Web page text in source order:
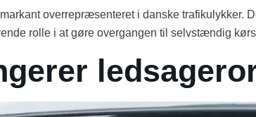
overrepræsenteret i danske trafikulykker.
rolle i at gøre overgangen til selvstændig